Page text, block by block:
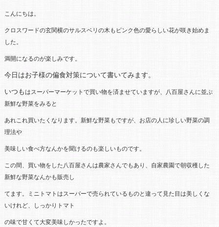
こんにちは。
クロスワードの玄関横のサルスベリの木もピンク色の愛らしい花が咲き始めま
した。
満開になるのが楽しみです。
今日はお子様の偏食対策について書いてみます。
いつもはスーパーマーケットで買い物を済ませていますが、八百屋さんに並ぶ
新鮮な野菜をみると
あれこれ買いたくなります。新鮮な野菜もですが、お店の人に珍しい野菜の調
理法や
美味しい食べ方なんかを聞けるのも楽しいものです。
この間、買い物をした八百屋さんは農家さんでもあり、 自家農園で朝収穫した
新鮮な野菜なんかも販売し
てます。
ミニトマトはスーパーで売られているものと違って見た目は美しくな
いけれど、しっかりトマト
の味で甘くて大変美味しかったですよ。